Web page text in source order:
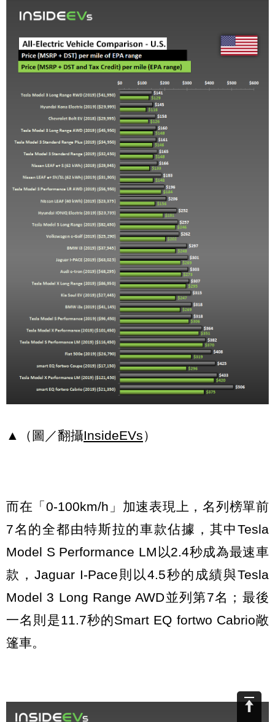
▲（圖／翻攝InsideEVs）
而在「0-100km/h」加速表現上，名列榜單前
7名的全都由特斯拉的車款佔據，其中Tesla
Model S Performance LM以2.4秒成為最速車
款，Jaguar I-Pace則以4.5秒的成績與Tesla
Model 3 Long Range AWD並列第7名；最後
一名則是11.7秒的Smart EQ fortwo Cabrio敞
篷車。